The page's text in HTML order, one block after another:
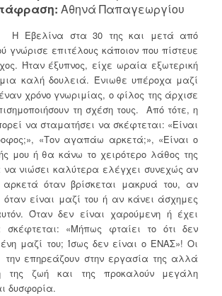
Αθηνά Παπαγεωργίου
Η Εβελίνα στα 30 της και μετά από
γνώρισε επιτέλους κάποιον που πίστευε
Ήταν έξυπνος, είχε ωραία εξωτερική
καλή δουλειά. Ένιωθε υπέροχα μαζί
χρόνο γνωριμίας, ο φίλος της άρχισε
τη σχέση τους. Από τότε, η
να σταματήσει να σκέφτεται: «Είναι
«Τον αγαπάω αρκετά;», «Είναι ο
μου ή θα κάνω το χειρότερο λάθος της
να νιώσει καλύτερα ελέγχει συνεχώς αν
αρκετά όταν βρίσκεται μακρυά του, αν
είναι μαζί του ή αν κάνει άσχημες
Όταν δεν είναι χαρούμενη ή έχει
σκέφτεται: «Μήπως φταίει το ότι δεν
μαζί του; Ίσως δεν είναι ο ΕΝΑΣ»! Οι
την επηρεάζουν στην εργασία της αλλά
της ζωή και της προκαλούν μεγάλη
δυσφορία.